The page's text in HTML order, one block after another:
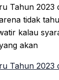
Tahun
tidak
kalau
akan
Tahun 2023